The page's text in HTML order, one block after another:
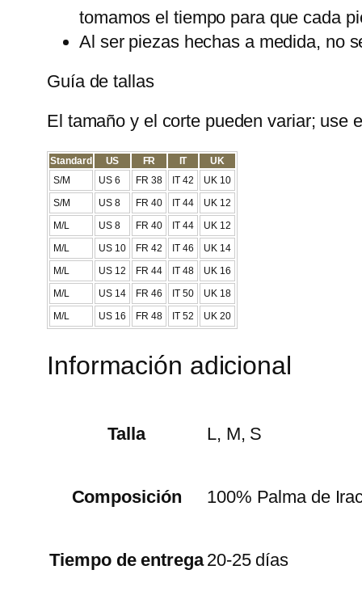
tomamos el tiempo para que cada
Al ser piezas hechas a medida, no
Guía de tallas
El tamaño y el corte pueden variar; use
Standard US FR IT
UK
S/M
US 6 FR 38 IT 42
UK 10
S/M
US 8 FR 40 IT 44
UK 12
M/L
US 8 FR 40 IT 44
UK 12
M/L
US 10 FR 42 IT 46
UK 14
M/L
US 12 FR 44 IT 48
UK 16
M/L
US 14 FR 46 IT 50
UK 18
M/L
US 16 FR 48 IT 52 UK 20
Información adicional
Talla L, M, S
Composición 100% Palma de
Tiempo de entrega 20-25 días